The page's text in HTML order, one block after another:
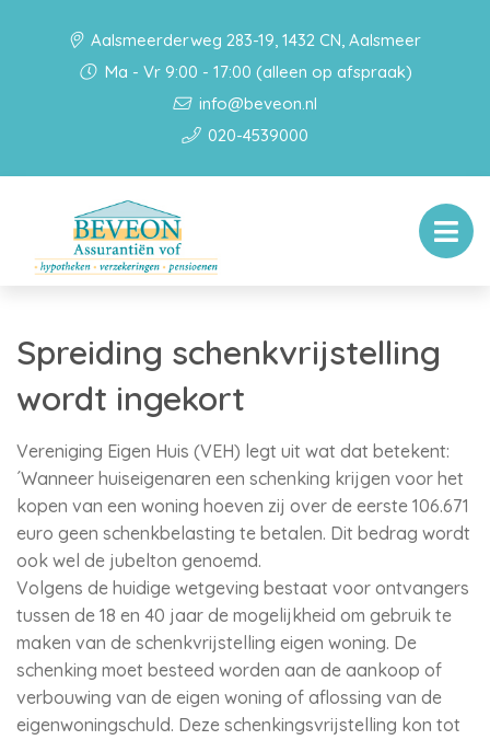
Aalsmeerderweg 283-19, 1432 CN, Aalsmeer
Ma - Vr 9:00 - 17:00 (alleen op afspraak)
info@beveon.nl
020-4539000
Spreiding schenkvrijstelling
wordt ingekort
Vereniging Eigen Huis (VEH) legt uit wat dat betekent:
´Wanneer huiseigenaren een schenking krijgen voor het
kopen van een woning hoeven zij over de eerste 106.671
euro geen schenkbelasting te betalen. Dit bedrag wordt
ook wel de jubelton genoemd.
Volgens de huidige wetgeving bestaat voor ontvangers
tussen de 18 en 40 jaar de mogelijkheid om gebruik te
maken van de schenkvrijstelling eigen woning. De
schenking moet besteed worden aan de aankoop of
verbouwing van de eigen woning of aflossing van de
eigenwoningschuld. Deze schenkingsvrijstelling kon tot